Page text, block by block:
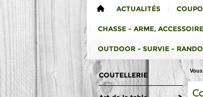
ACTUALITÉS
CHASSE - ARME, ACCESSOIRE
OUTDOOR - SURVIE - RANDO
COUTELLERIE